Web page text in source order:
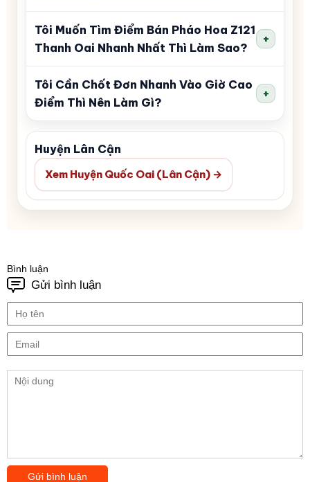
Tôi Muốn Tìm Điểm Bán Pháo Hoa Z121
Thanh Oai Nhanh Nhất Thì Làm Sao?
+
Tôi Cần Chốt Đơn Nhanh Vào Giờ Cao
Điểm Thì Nên Làm Gì?
+
Huyện Lân Cận
Xem Huyện Quốc Oai (Lân Cận) →
Bình luận
Gửi bình luận